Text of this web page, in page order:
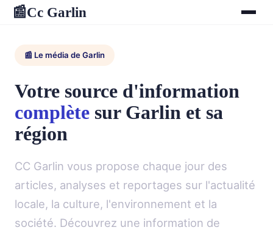
📰Cc Garlin
📰 Le média de Garlin
Votre source d'information
complète sur Garlin et sa
région
CC Garlin vous propose chaque jour des
articles, analyses et reportages sur l'actualité
locale, la culture, l'environnement et la
société. Découvrez une information de